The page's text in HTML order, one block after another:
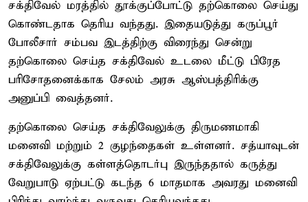
சக்திவேல் மரத்தில் தூக்குப்போட்டு தற்கொலை செய்து
கொண்டதாக தெரிய வந்தது. இதையடுத்து கருப்பூர்
போலீசார் சம்பவ இடத்திற்கு விரைந்து சென்று
தற்கொலை செய்த சக்திவேல் உடலை மீட்டு பிரேத
பரிசோதனைக்காக சேலம் அரசு ஆஸ்பத்திரிக்கு
அனுப்பி வைத்தனர்.
தற்கொலை செய்த சக்திவேலுக்கு திருமணமாகி
மனைவி மற்றும் 2 குழந்தைகள் உள்ளனர். சத்யாவுடன்
சக்திவேலுக்கு கள்ளத்தொடர்பு இருந்ததால் கருத்து
வேறுபாடு ஏற்பட்டு கடந்த 6 மாதமாக அவரது மனைவி